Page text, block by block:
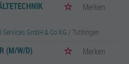
Merken
Services GmbH & Co.KG / Tuttlingen
(M/W/D) Merken